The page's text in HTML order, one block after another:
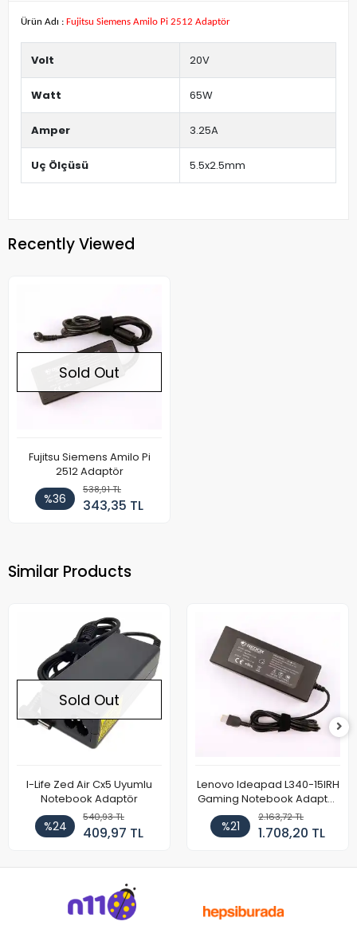
Ürün Adı : Fujitsu Siemens Amilo Pi 2512 Adaptör
Volt 20V
Watt 65W
Amper 3.25A
Uç Ölçüsü 5.5x2.5mm
Recently Viewed
Sold Out
Fujitsu Siemens Amilo Pi
2512 Adaptör
%36
538,91 TL
343,35 TL
Similar Products
Sold Out
I-Life Zed Air Cx5 Uyumlu
Notebook Adaptör
%24
540,93 TL
409,97 TL
Lenovo Ideapad L340-15IRH
Gaming Notebook Adaptör
Cihazı Şarj Aleti (150W)
%21
2.163,72 TL
1.708,20 TL